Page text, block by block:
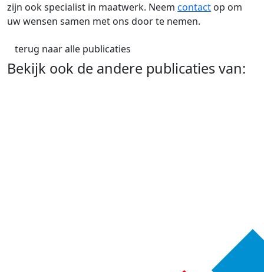
zijn ook specialist in maatwerk. Neem contact op om
uw wensen samen met ons door te nemen.
terug naar alle publicaties
Bekijk ook de andere publicaties van: